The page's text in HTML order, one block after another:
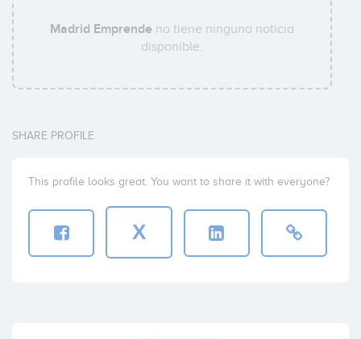
Madrid Emprende no tiene ninguna noticia
disponible.
SHARE PROFILE
This profile looks great. You want to share it with everyone?
X